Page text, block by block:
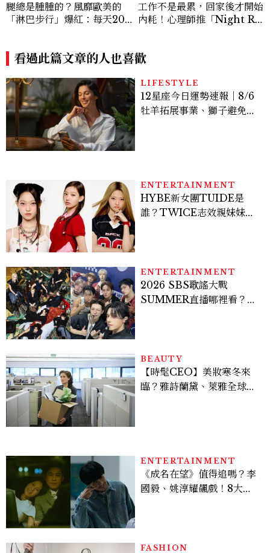
腿總是腫腫的？風靡歐美的
「淋巴步行」爆紅：每天20
工作不是最累，回家後才開始
內耗！心理師推「Night Re
看過此篇文章的人也喜歡
LIFESTYLE
12星座今日運勢速報｜8/6
牡羊拓展事業、獅子避免過
ENTERTAINMENT
HYBE新女團TUIDE是
誰？TWICE志效親妹妹加
ENTERTAINMENT
2026 SBS歌謠大戰
SUMMER直播哪裡看？
BEAUTY
【時髦CEO】美妝寒冬來
臨？雅詩蘭黛、萊雅全球裁
ENTERTAINMENT
《成名在望》值得追嗎？李
國毅、姚淳耀飆戲！8大看
FASHION